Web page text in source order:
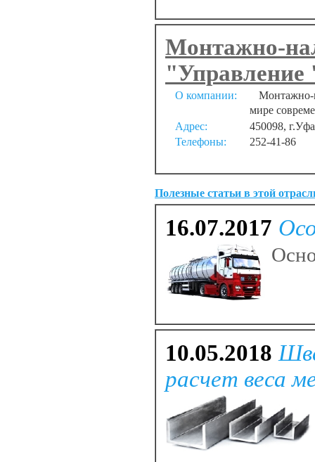
Монтажно-
О компании:
Монтажно-
мире
Адрес:
450098,
Телефоны:
252-41-86
Полезные статьи в этой
16.07.2017
10.05.2018
расчет веса